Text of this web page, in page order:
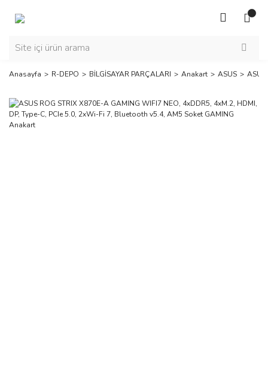
Anasayfa R-DEPO BİLGİSAYAR PARÇALARI Anakart ASUS